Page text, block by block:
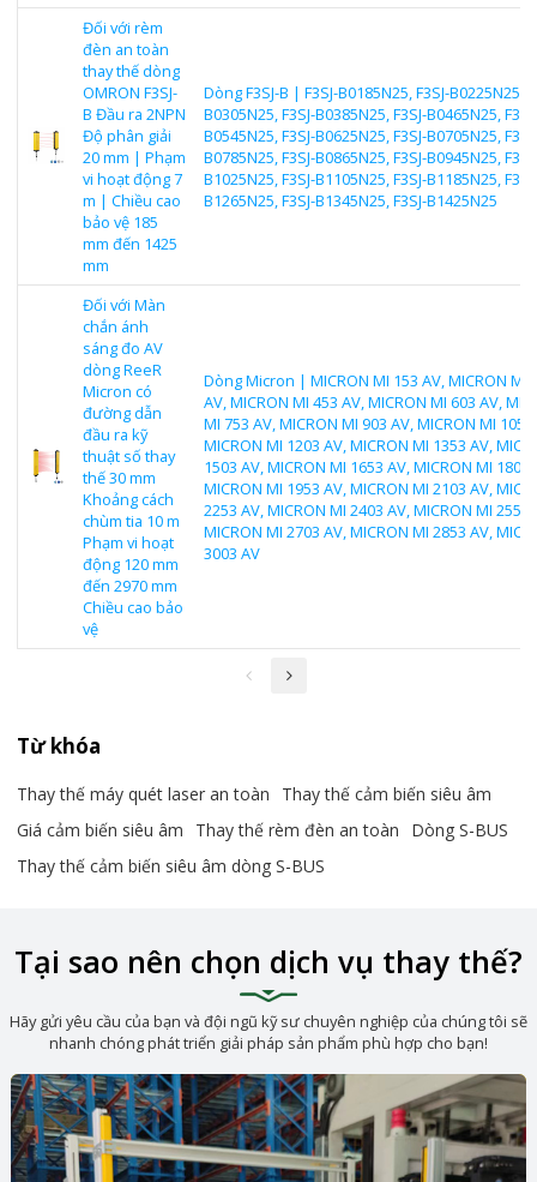
Đối với rèm
đèn an toàn
thay thế dòng
OMRON F3SJ-
B Đầu ra 2NPN
Độ phân giải
20 mm | Phạm
vi hoạt động 7
m | Chiều cao
bảo vệ 185
mm đến 1425
mm
Dòng F3SJ-B | F3SJ-B0185N25, F3SJ-B0225N25,
B0305N25, F3SJ-B0385N25, F3SJ-B0465N25, F3SJ-
B0545N25, F3SJ-B0625N25, F3SJ-B0705N25, F3SJ-
B0785N25, F3SJ-B0865N25, F3SJ-B0945N25, F3SJ-
B1025N25, F3SJ-B1105N25, F3SJ-B1185N25, F3SJ-
B1265N25, F3SJ-B1345N25, F3SJ-B1425N25
Đối với Màn
chắn ánh
sáng đo AV
dòng ReeR
Micron có
đường dẫn
đầu ra kỹ
thuật số thay
thế 30 mm
Khoảng cách
chùm tia 10 m
Phạm vi hoạt
động 120 mm
đến 2970 mm
Chiều cao bảo
vệ
Dòng Micron | MICRON MI 153 AV, MICRON MI
AV, MICRON MI 453 AV, MICRON MI 603 AV,
MI 753 AV, MICRON MI 903 AV, MICRON MI 1053
MICRON MI 1203 AV, MICRON MI 1353 AV,
1503 AV, MICRON MI 1653 AV, MICRON MI 1803
MICRON MI 1953 AV, MICRON MI 2103 AV,
2253 AV, MICRON MI 2403 AV, MICRON MI 2553
MICRON MI 2703 AV, MICRON MI 2853 AV,
3003 AV
Từ khóa
Thay thế máy quét laser an toàn
Thay thế cảm biến siêu âm
Giá cảm biến siêu âm
Thay thế rèm đèn an toàn
Dòng S-BUS
Thay thế cảm biến siêu âm dòng S-BUS
Tại sao nên chọn dịch vụ thay thế?
Hãy gửi yêu cầu của bạn và đội ngũ kỹ sư chuyên nghiệp của chúng tôi sẽ
nhanh chóng phát triển giải pháp sản phẩm phù hợp cho bạn!